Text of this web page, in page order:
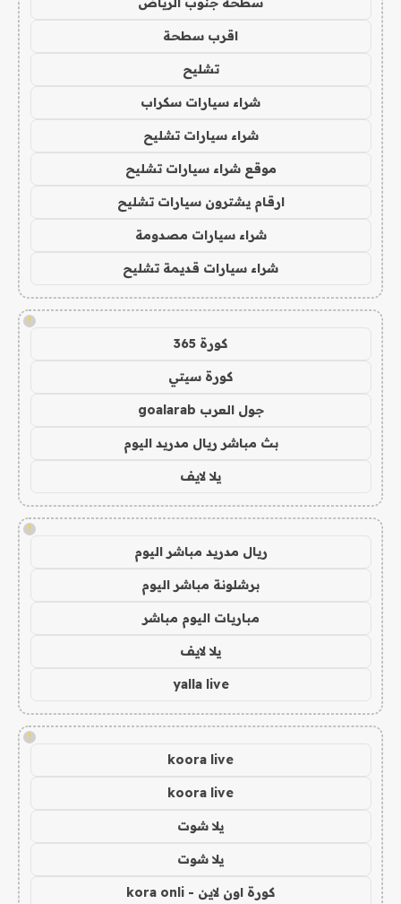
اقرب سطحة
تشليح
شراء سيارات سكراب
شراء سيارات تشليح
موقع شراء سيارات تشليح
ارقام يشترون سيارات تشليح
شراء سيارات مصدومة
شراء سيارات قديمة تشليح
!
كورة 365
كورة سيتي
جول العرب goalarab
بث مباشر ريال مدريد اليوم
يلا لايف
!
ريال مدريد مباشر اليوم
برشلونة مباشر اليوم
مباريات اليوم مباشر
يلا لايف
yalla live
!
koora live
koora live
يلا شوت
يلا شوت
كورة اون لاين - kora onli